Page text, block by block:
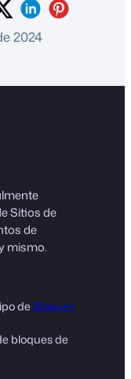
2024
Sitios de
de
mismo.
deBloques
bloques de